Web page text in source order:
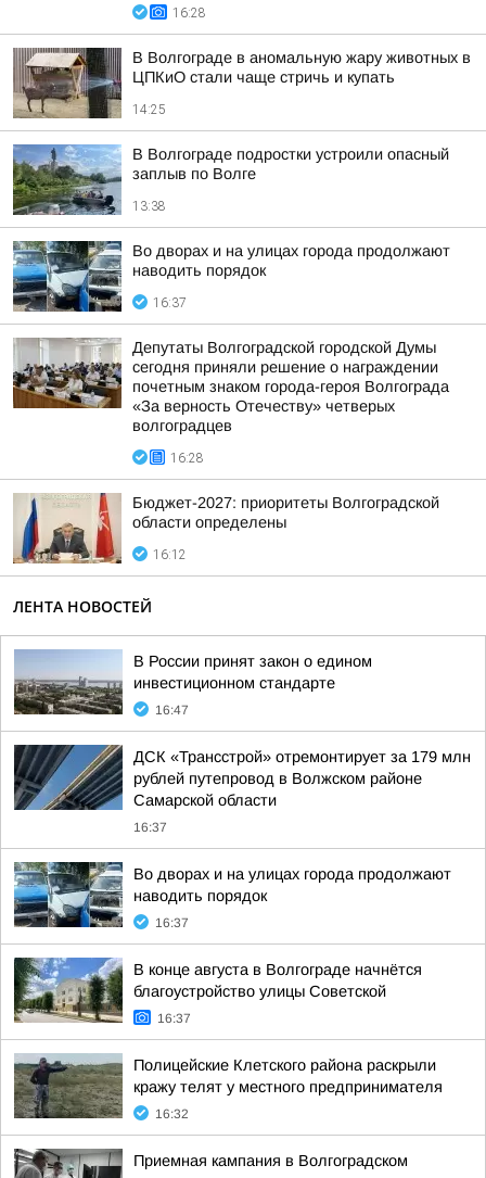
16:28
В Волгограде в аномальную жару животных в
ЦПКиО стали чаще стричь и купать
14:25
В Волгограде подростки устроили опасный
заплыв по Волге
13:38
Во дворах и на улицах города продолжают
наводить порядок
16:37
Депутаты Волгоградской городской Думы
сегодня приняли решение о награждении
почетным знаком города-героя Волгограда
«За верность Отечеству» четверых
волгоградцев
16:28
Бюджет-2027: приоритеты Волгоградской
области определены
16:12
ЛЕНТА НОВОСТЕЙ
В России принят закон о едином
инвестиционном стандарте
16:47
ДСК «Трансстрой» отремонтирует за 179 млн
рублей путепровод в Волжском районе
Самарской области
16:37
Во дворах и на улицах города продолжают
наводить порядок
16:37
В конце августа в Волгограде начнётся
благоустройство улицы Советской
16:37
Полицейские Клетского района раскрыли
кражу телят у местного предпринимателя
16:32
Приемная кампания в Волгоградском